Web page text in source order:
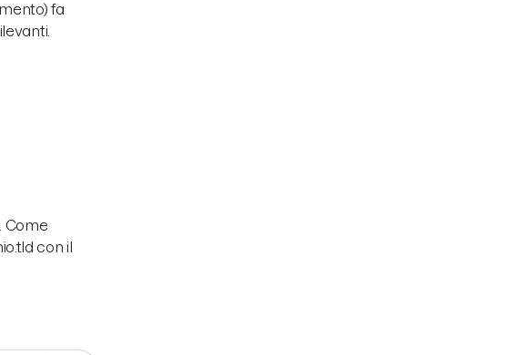
fa
Come
con il